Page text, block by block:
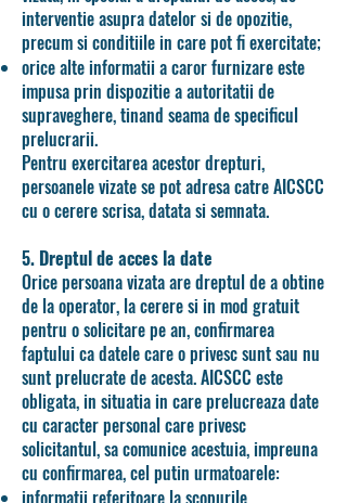
interventie asupra datelor si de opozitie,
precum si conditiile in care pot fi exercitate;
orice alte informatii a caror furnizare este
impusa prin dispozitie a autoritatii de
supraveghere, tinand seama de specificul
prelucrarii.
Pentru exercitarea acestor drepturi,
persoanele vizate se pot adresa catre AICSCC
cu o cerere scrisa, datata si semnata.
5. Dreptul de acces la date
Orice persoana vizata are dreptul de a obtine
de la operator, la cerere si in mod gratuit
pentru o solicitare pe an, confirmarea
faptului ca datele care o privesc sunt sau nu
sunt prelucrate de acesta. AICSCC este
obligata, in situatia in care prelucreaza date
cu caracter personal care privesc
solicitantul, sa comunice acestuia, impreuna
cu confirmarea, cel putin urmatoarele:
informatii referitoare la scopurile